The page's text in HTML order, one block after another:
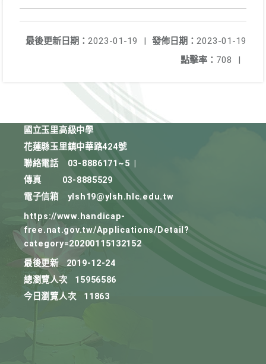
發佈日期： 2023-01-19
最後更新日期： 2023-01-19
|
點擊率： 708 |
國立玉里高級中學
花蓮縣玉里鎮中華路424號
聯絡電話
03-8886171~5
傳真
03-8885529
電子信箱
ylsh19@ylsh.hlc.edu.tw
https://www.handicap-
free.nat.gov.tw/Applications/Detail?
category=20200115132152
最後更新
2019-12-24
總瀏覽人次
15956586
今日瀏覽人次
11863